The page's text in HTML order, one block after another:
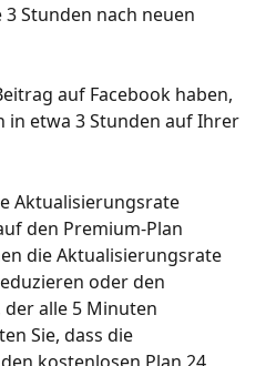
Stunden nach neuen
auf Facebook haben,
etwa 3 Stunden auf Ihrer
Aktualisierungsrate
den Premium-Plan
die Aktualisierungsrate
oder den
alle 5 Minuten
Sie, dass die